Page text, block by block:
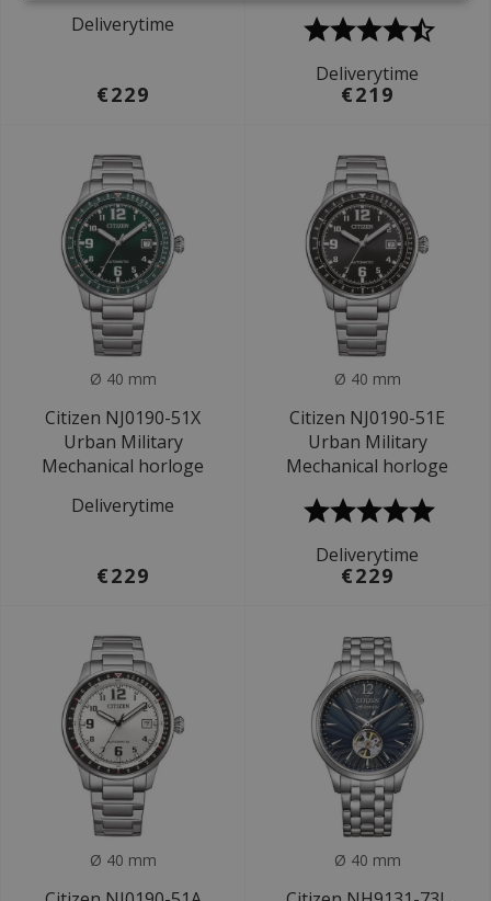
Deliverytime
€229
Deliverytime
€219
Ø 40 mm
Citizen NJ0190-51X
Urban Military
Mechanical horloge
Deliverytime
€229
Ø 40 mm
Citizen NJ0190-51E
Urban Military
Mechanical horloge
Deliverytime
€229
Ø 40 mm Ø 40 mm